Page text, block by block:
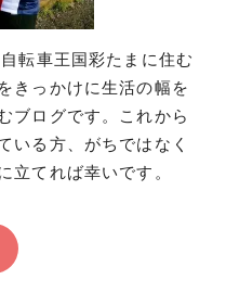
転車王国彩たまに住む
きっかけに生活の幅を
ブログです。これから
いる方、がちではなく
立てれば幸いです。